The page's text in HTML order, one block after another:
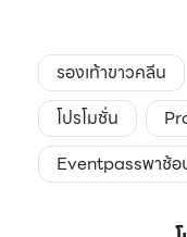
รองเท้าขาวคลีน
โปรโมชั่น
Eventpassพาช้อ